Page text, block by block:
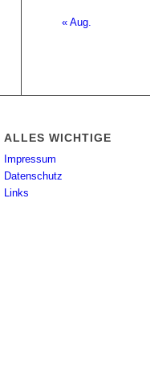
« Aug.
ALLES WICHTIGE
Impressum
Datenschutz
Links